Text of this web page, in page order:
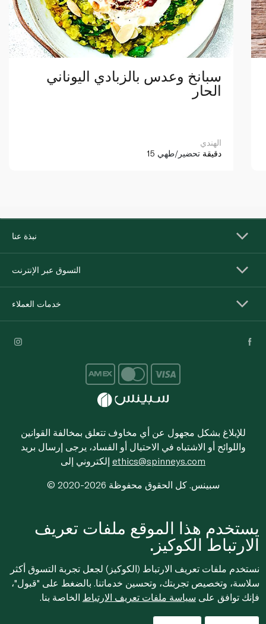
سبانخ وعدس بالزبادي اليوناني
الحار
الهندي
15 دقيقة تحضير/طهي
نبذة عنا
التسوق عبر الإنترنت
خدمات العملاء
للإبلاغ بشكل مجهول عن أي مخاوف تتعلق بمخالفة القوانين
واللوائح أو الاشتباه في الاحتيال أو الفساد، يرجى إرسال بريد
ethics@spinneys.com
© 2020-2026 سبينس. كل الحقوق محفوظة
يستخدم هذا الموقع ملفات تعريف
الارتباط الكوكيز.
نستخدم ملفات تعريف الارتباط (الكوكيز) لجعل تجربة التسوق أكثر
سلاسة، وتخصيص تجربتك، وتحسين خدماتنا. بالضغط على "قبول"،
فإنك توافق على سياسة ملفات تعريف الارتباط الخاصة بنا.